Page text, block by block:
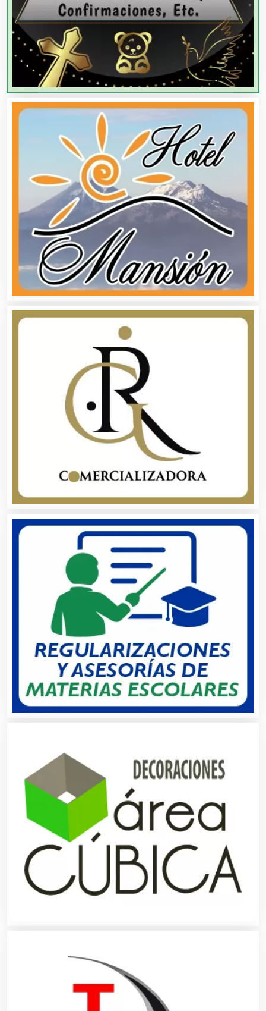
Agencias de Viajes
Agricultores
Agricultura y Ganadería
Agua Purificada
Aire Acondicionado
Alarmas
Albercas
Almacenaje
Alquiler de Autos
Alquiler de Sillas y Mesas
Alquiler de Trajes de Etiqueta
Alta Costura
Aluminio
Análisis Clínicos
Análisis de Aguas
Animadores de Eventos
Aparatos y Equipos Eléctricos
Artes Gráficas